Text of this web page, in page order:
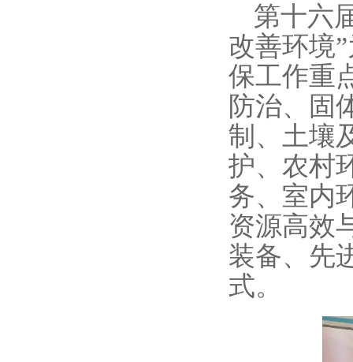
第十六
改善环境
保工作重
防治、固
制、土壤
护、农村
务、室内
资源高效
装备、先
式。